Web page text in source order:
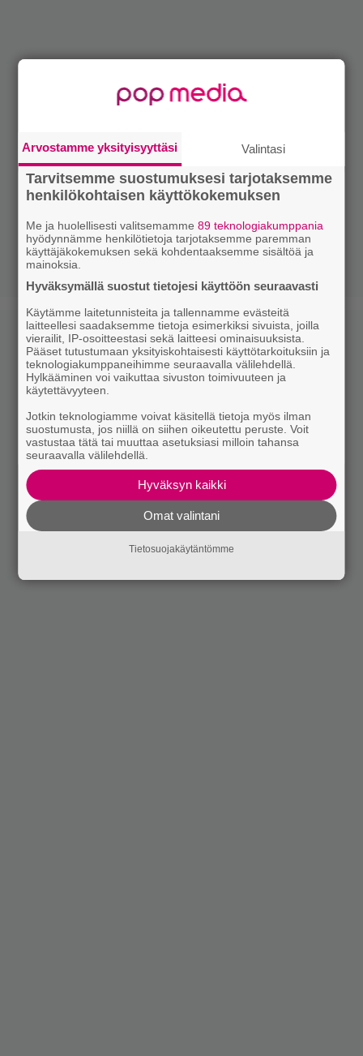
Arvostamme yksityisyyttäsi Valintasi
Tarvitsemme suostumuksesi tarjotaksemme
henkilökohtaisen käyttökokemuksen
Me ja huolellisesti valitsemamme89 teknologiakumppania
hyödynnämme henkilötietoja tarjotaksemme paremman
käyttäjäkokemuksen sekä kohdentaaksemme sisältöä ja
mainoksia.
Hyväksymällä suostut tietojesi käyttöön seuraavasti
Käytämme laitetunnisteita ja tallennamme evästeitä
laitteellesi saadaksemme tietoja esimerkiksi sivuista, joilla
vierailit, IP-osoitteestasi sekä laitteesi ominaisuuksista.
Pääset tutustumaan yksityiskohtaisesti käyttötarkoituksiin ja
teknologiakumppaneihimme seuraavalla välilehdellä.
Hylkääminen voi vaikuttaa sivuston toimivuuteen ja
käytettävyyteen.
Jotkin teknologiamme voivat käsitellä tietoja myös ilman
suostumusta, jos niillä on siihen oikeutettu peruste. Voit
vastustaa tätä tai muuttaa asetuksiasi milloin tahansa
seuraavalla välilehdellä.
Hyväksyn kaikki
Omat valintani
Tietosuojakäytäntömme